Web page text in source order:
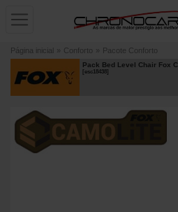
Página inicial » Conforto » Pacote Conforto
Pack Bed Level Chair Fox
[esc18438]